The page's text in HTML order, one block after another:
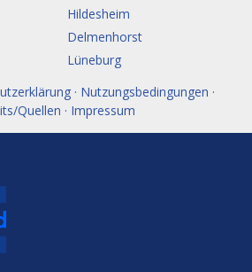
Hildesheim
Delmenhorst
Lüneburg
· Nutzungsbedingungen ·
Quellen · Impressum